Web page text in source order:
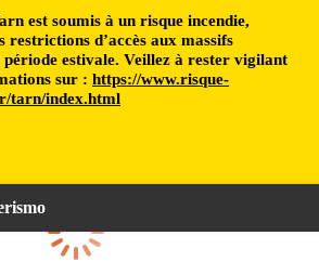
est soumis à un risque incendie,
restrictions d’accès aux massifs
estivale. Veillez à rester vigilant
sur : https://www.risque-
tarn/index.html
Cargando